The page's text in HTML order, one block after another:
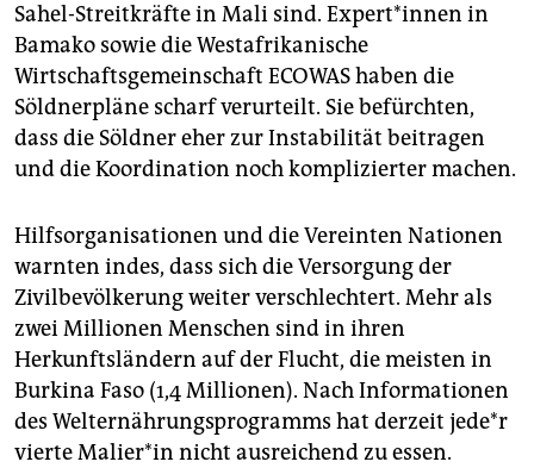
Sahel-Streitkräfte in Mali sind. Ex­per­t*in­nen in
Bamako sowie die Westafrikanische
Wirtschaftsgemeinschaft ECOWAS haben die
Söldnerpläne scharf verurteilt. Sie befürchten,
dass die Söldner eher zur Instabilität beitragen
und die Koordination noch komplizierter machen.
Hilfsorganisationen und die Vereinten Nationen
warnten indes, dass sich die Versorgung der
Zivilbevölkerung weiter verschlechtert. Mehr als
zwei Millionen Menschen sind in ihren
Herkunftsländern auf der Flucht, die meisten in
Burkina Faso (1,4 Millionen). Nach Informationen
des Welternährungsprogramms hat derzeit je­de*r
vierte Ma­lie­r*in nicht ausreichend zu essen.